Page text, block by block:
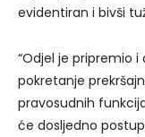
evidentiran i bivši
“Odjel je pripremio
pokretanje
pravosudnih
će dosljedno